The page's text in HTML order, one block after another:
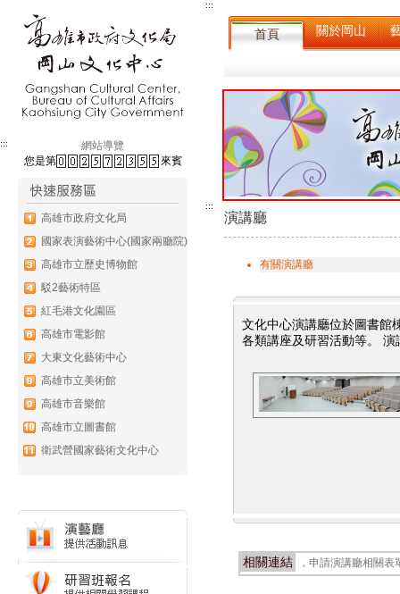
:::
網站導覽
您是第
來賓
高雄市政府文化局
國家表演藝術中心(國家兩廳院)
高雄市立歷史博物館
駁2藝術特區
紅毛港文化園區
高雄市電影館
大東文化藝術中心
高雄市立美術館
高雄市音樂館
高雄市立圖書館
衛武營國家藝術文化中心
:::
首頁 關於岡山
:::
演講廳
有關演講廳
文化中心演講廳位於圖書館
各類講座及研習活動等。
相關連結 申請演講廳相關表